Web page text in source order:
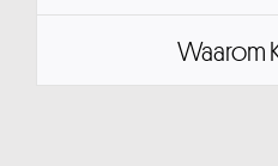
Waarom